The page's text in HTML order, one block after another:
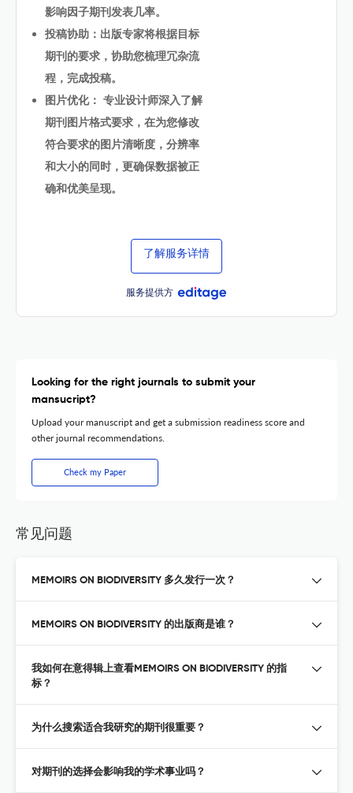
影响因子期刊发表几率。
投稿协助：出版专家将根据目标
期刊的要求，协助您梳理冗杂流
程，完成投稿。
图片优化： 专业设计师深入了解
期刊图片格式要求，在为您修改
符合要求的图片清晰度，分辨率
和大小的同时，更确保数据被正
确和优美呈现。
了解服务详情
服务提供方
Looking for the right journals to submit your
mansucript?
Upload your manuscript and get a submission readiness score and
other journal recommendations.
Check my Paper
常见问题
MEMOIRS ON BIODIVERSITY 多久发行一次？
MEMOIRS ON BIODIVERSITY 的出版商是谁？
我如何在意得辑上查看MEMOIRS ON BIODIVERSITY 的指
标？
为什么搜索适合我研究的期刊很重要？
对期刊的选择会影响我的学术事业吗？